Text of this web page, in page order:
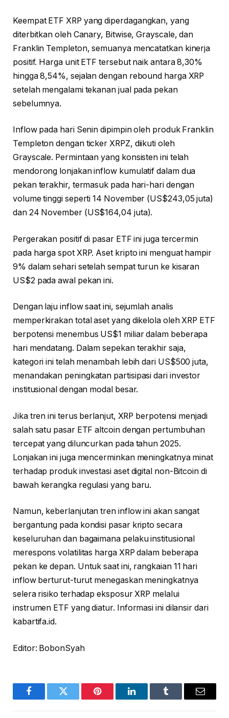
Keempat ETF XRP yang diperdagangkan, yang
diterbitkan oleh Canary, Bitwise, Grayscale, dan
Franklin Templeton, semuanya mencatatkan kinerja
positif. Harga unit ETF tersebut naik antara 8,30%
hingga 8,54%, sejalan dengan rebound harga XRP
setelah mengalami tekanan jual pada pekan
sebelumnya.
Inflow pada hari Senin dipimpin oleh produk Franklin
Templeton dengan ticker XRPZ, diikuti oleh
Grayscale. Permintaan yang konsisten ini telah
mendorong lonjakan inflow kumulatif dalam dua
pekan terakhir, termasuk pada hari-hari dengan
volume tinggi seperti 14 November (US$243,05 juta)
dan 24 November (US$164,04 juta).
Pergerakan positif di pasar ETF ini juga tercermin
pada harga spot XRP. Aset kripto ini menguat hampir
9% dalam sehari setelah sempat turun ke kisaran
US$2 pada awal pekan ini.
Dengan laju inflow saat ini, sejumlah analis
memperkirakan total aset yang dikelola oleh XRP ETF
berpotensi menembus US$1 miliar dalam beberapa
hari mendatang. Dalam sepekan terakhir saja,
kategori ini telah menambah lebih dari US$500 juta,
menandakan peningkatan partisipasi dari investor
institusional dengan modal besar.
Jika tren ini terus berlanjut, XRP berpotensi menjadi
salah satu pasar ETF altcoin dengan pertumbuhan
tercepat yang diluncurkan pada tahun 2025.
Lonjakan ini juga mencerminkan meningkatnya minat
terhadap produk investasi aset digital non-Bitcoin di
bawah kerangka regulasi yang baru.
Namun, keberlanjutan tren inflow ini akan sangat
bergantung pada kondisi pasar kripto secara
keseluruhan dan bagaimana pelaku institusional
merespons volatilitas harga XRP dalam beberapa
pekan ke depan. Untuk saat ini, rangkaian 11 hari
inflow berturut-turut menegaskan meningkatnya
selera risiko terhadap eksposur XRP melalui
instrumen ETF yang diatur. Informasi ini dilansir dari
kabartifa.id.
Editor: BobonSyah
FacebookTwitter Pinterest LinkedInTumblr Email